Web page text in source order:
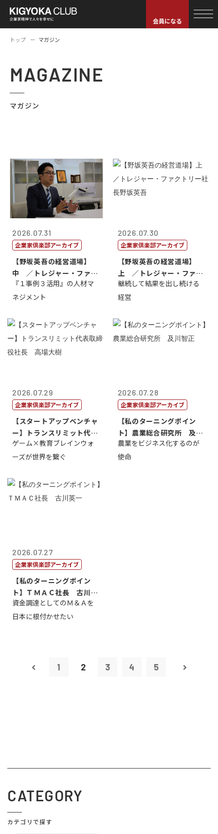
会員になる
トップ マガジン
MAGAZINE
マガジン
2026.07.31
企業家倶楽部アーカイブ
【野坂英吾の経営道場】
中 ／トレジャー・ファク
トリー社長野坂...
『１事例３活用』の人材マ
ネジメント
2026.07.30
企業家倶楽部アーカイブ
【野坂英吾の経営道場】
上 ／トレジャー・ファク
トリー社長野坂...
継続して結果を出し続ける
経営
2026.07.29
企業家倶楽部アーカイブ
【スタートアップベンチャ
ー】トランスリミット代表
取締役社長 ...
ゲーム×教育ブレインウォ
ーズが世界を繋ぐ
2026.07.28
企業家倶楽部アーカイブ
【私のターニングポイン
ト】農業総合研究所 及川
智正
農業をビジネス化するのが
使命
2026.07.27
企業家倶楽部アーカイブ
【私のターニングポイン
ト】ＴＭＡＣ社長 古川英
一
資金調達としてのＭ＆Ａを
日本に根付かせたい
1 2 3 4 5
CATEGORY
カテゴリで探す